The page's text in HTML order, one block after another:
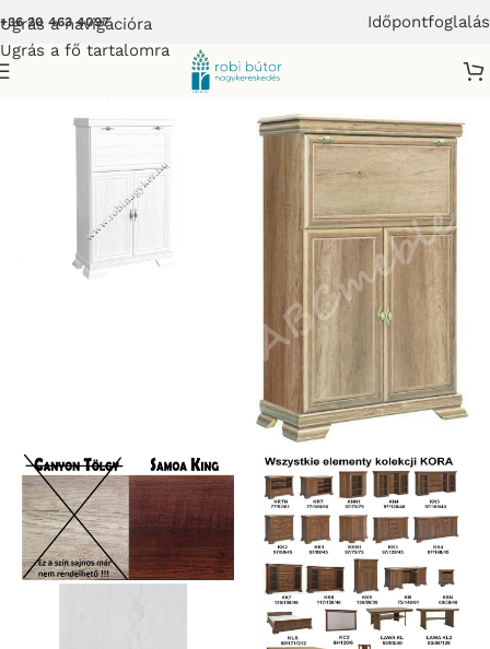
Ugrás a navigációra
Ugrás a fő tartalomra
+36 20 463 4097 Időpontfoglalás
/KORAL Elemes szekrénysor-Bútor